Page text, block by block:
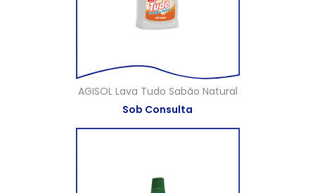
AGISOL Lava Tudo Sabão Natural
Sob Consulta